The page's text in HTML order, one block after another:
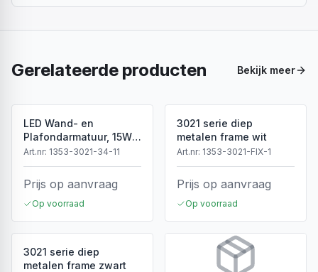
Gerelateerde producten Bekijk meer
LED Wand- en
Plafondarmatuur, 15W,
3CCT, Sensor, IP54, Wit
Art.nr: 1353-3021-34-11
Prijs op aanvraag
Op voorraad
3021 serie diep
metalen frame wit
Art.nr: 1353-3021-FIX-1
Prijs op aanvraag
Op voorraad
3021 serie diep
metalen frame zwart